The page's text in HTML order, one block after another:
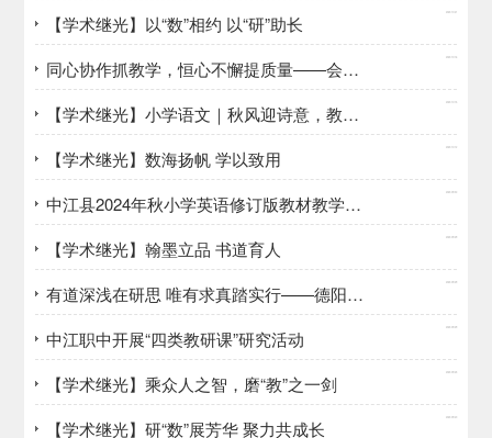
【学术继光】以“数”相约 以“研”助长 2024/10/21
同心协作抓教学，恒心不懈提质量——会理现代职校举行2024年教学工作会 2024/10/16
【学术继光】小学语文｜秋风迎诗意，教研绽芬芳 2024/10/15
【学术继光】数海扬帆 学以致用 2024/10/12
中江县2024年秋小学英语修订版教材教学设计专题研讨活动在继光实验学校举行 2024/09/30
【学术继光】翰墨立品 书道育人 2024/09/29
有道深浅在研思 唯有求真踏实行——德阳市高三数学研讨会在德阳外国语学校举行 2024/09/29
中江职中开展“四类教研课”研究活动 2024/09/29
【学术继光】乘众人之智，磨“教”之一剑 2024/09/23
【学术继光】研“数”展芳华 聚力共成长 2024/09/20